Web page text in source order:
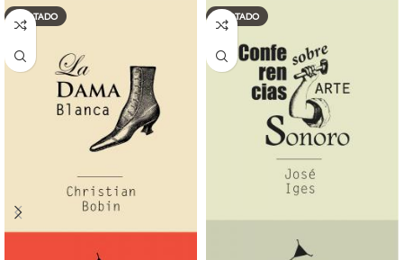
AGOTADO AGOTADO